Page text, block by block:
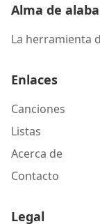
Alma de
La herramienta
Enlaces
Canciones
Listas
Acerca de
Contacto
Legal